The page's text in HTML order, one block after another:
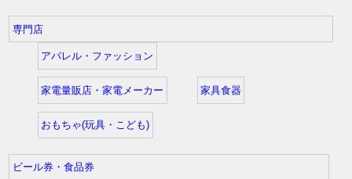
専門店
アパレル・ファッション
家電量販店・家電メーカー 家具食器
おもちゃ(玩具・こども)
ビール券・食品券